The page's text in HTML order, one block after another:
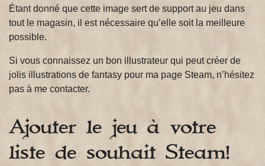
Étant donné que cette image sert de support au jeu dans
tout le magasin, il est nécessaire qu’elle soit la meilleure
possible.
Si vous connaissez un bon illustrateur qui peut créer de
jolis illustrations de fantasy pour ma page Steam, n’hésitez
pas à me contacter.
Ajouter le jeu à votre
liste de souhait Steam!